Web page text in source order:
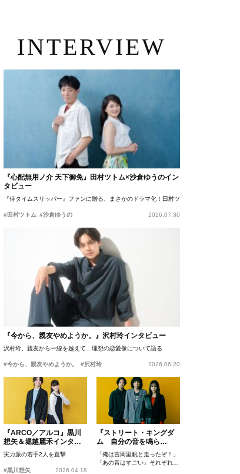
INTERVIEW
『心配無用ノ介 天下御免』田村ツトム×沙倉ゆうのイン
タビュー
『侍タイムスリッパー』ファンに贈る、まさかのドラマ化！田村ツトム×沙倉ゆうのが語
#田村ツトム #沙倉ゆうの 2026.07.30
『今から、親友やめようか。』沢村玲インタビュー
沢村玲、親友から一線を越えて…理想の恋愛像について語る
#今から、親友やめようか。 #沢村玲 2026.06.20
『ARCO／アルコ』黒川
想矢＆堀越麗禾インタビ
ュー
実力派の若手2人を直撃
#黒川想矢 2026.04.18
『ストリート・キングダ
ム 自分の音を鳴ら
せ。』峯田和伸、若葉竜
也、吉岡里帆インタビュ
ー
「俺は吉岡里帆と走ったぞ！」
「あの音はすごい」それぞれの